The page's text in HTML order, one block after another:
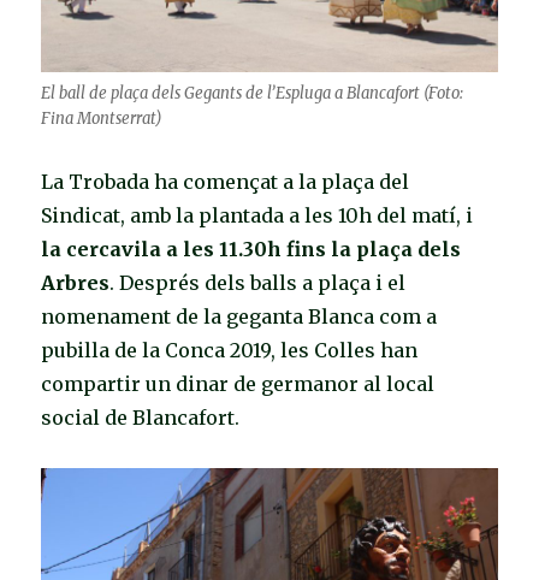
El ball de plaça dels Gegants de l’Espluga a Blancafort (Foto:
Fina Montserrat)
La Trobada ha començat a la plaça del
Sindicat, amb la plantada a les 10h del matí, i
la cercavila a les 11.30h fins la plaça dels
Arbres. Després dels balls a plaça i el
nomenament de la geganta Blanca com a
pubilla de la Conca 2019, les Colles han
compartir un dinar de germanor al local
social de Blancafort.